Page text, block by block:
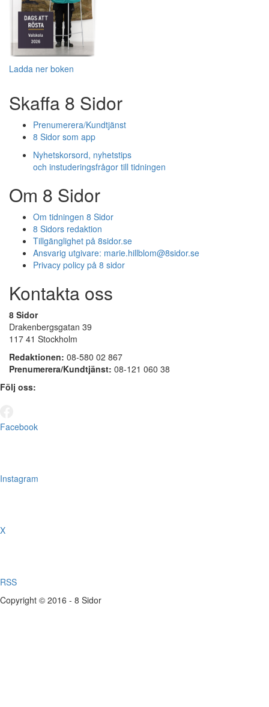
Ladda ner boken
Skaffa 8 Sidor
Prenumerera/Kundtjänst
8 Sidor som app
Nyhetskorsord, nyhetstips
och instuderingsfrågor till tidningen
Om 8 Sidor
Om tidningen 8 Sidor
8 Sidors redaktion
Tillgänglighet på 8sidor.se
Ansvarig utgivare: marie.hillblom@8sidor.se
Privacy policy på 8 sidor
Kontakta oss
8 Sidor
Drakenbergsgatan 39
117 41 Stockholm
Redaktionen: 08-580 02 867
Prenumerera/Kundtjänst: 08-121 060 38
Följ oss:
Facebook
Instagram
X
RSS
Copyright © 2016 - 8 Sidor